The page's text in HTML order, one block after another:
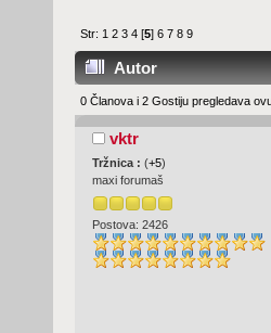
Str: 1 2 3 4 [5]6 7 8 9
Autor
0 Članova i 2 Gostiju pregledava
vktr
Tržnica : (+5)
maxi forumaš
Postova: 2426